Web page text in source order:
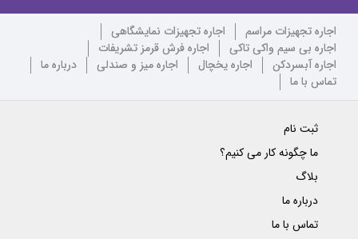
اجاره تجهیزات مراسم
اجاره تجهیزات نمایشگاهی
اجاره بی سیم واکی تاکی
اجاره فرش قرمز تشریفات
اجاره آبسردکن
اجاره یخچال اجاره میز و صندلی
درباره ما
تماس با ما
ثبت نام
ما چگونه کار می کنیم؟
بلاگ
درباره ما
تماس با ما